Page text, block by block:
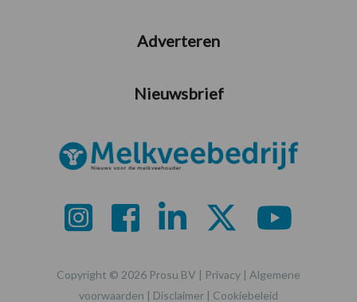
Adverteren
Nieuwsbrief
Copyright © 2026 Prosu BV | Privacy | Algemene
voorwaarden | Disclaimer | Cookiebeleid